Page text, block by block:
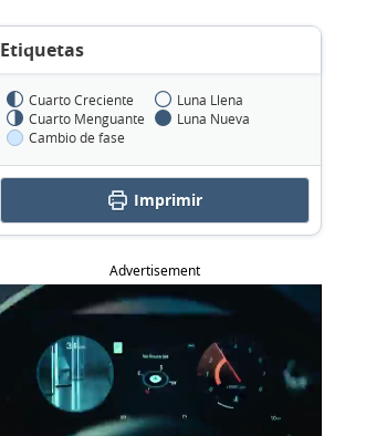
Etiquetas
Cuarto Creciente
Luna Llena
Cuarto Menguante
Luna Nueva
Cambio de fase
Imprimir
Advertisement